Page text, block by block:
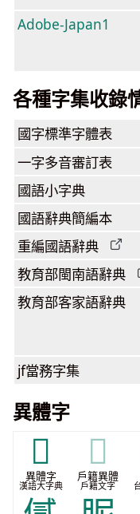
Adobe-Japan1
各種字集收錄
國字標準字體表
一字多音審訂表
國語小字典
國語辭典簡編本
重編國語辭典
教育部閩南語辭典
教育部客家語辭典
jf當務字集
異體字
𦡸
異體字
漢語大字典
𦡸
戶籍異體
戶籍文字